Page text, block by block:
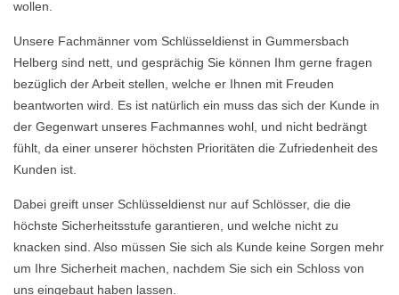
wollen.
Unsere Fachmänner vom Schlüsseldienst in Gummersbach
Helberg sind nett, und gesprächig Sie können Ihm gerne fragen
bezüglich der Arbeit stellen, welche er Ihnen mit Freuden
beantworten wird. Es ist natürlich ein muss das sich der Kunde in
der Gegenwart unseres Fachmannes wohl, und nicht bedrängt
fühlt, da einer unserer höchsten Prioritäten die Zufriedenheit des
Kunden ist.
Dabei greift unser Schlüsseldienst nur auf Schlösser, die die
höchste Sicherheitsstufe garantieren, und welche nicht zu
knacken sind. Also müssen Sie sich als Kunde keine Sorgen mehr
um Ihre Sicherheit machen, nachdem Sie sich ein Schloss von
uns eingebaut haben lassen.